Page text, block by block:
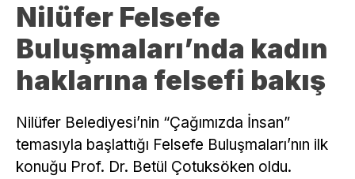
Nilüfer Felsefe
Buluşmaları’nda kadın
haklarına felsefi bakış
Nilüfer Belediyesi’nin “Çağımızda İnsan”
temasıyla başlattığı Felsefe Buluşmaları’nın ilk
konuğu Prof. Dr. Betül Çotuksöken oldu.